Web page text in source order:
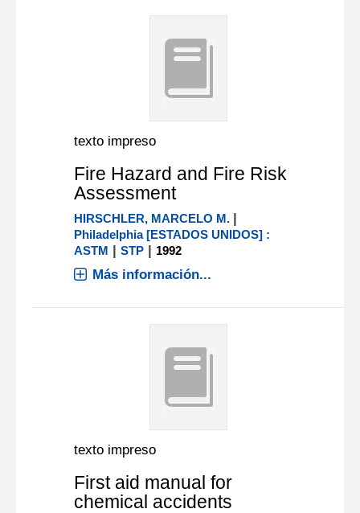
texto impreso
Fire Hazard and Fire Risk
Assessment
HIRSCHLER, MARCELO M. |
Philadelphia [ESTADOS UNIDOS] :
ASTM |STP | 1992
Más información...
texto impreso
First aid manual for
chemical accidents